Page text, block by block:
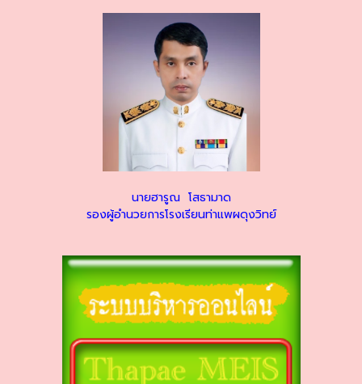
นายฮารูณ โสธามาด
รองผู้อำนวยการโรงเรียนท่าแพผดุงวิทย์